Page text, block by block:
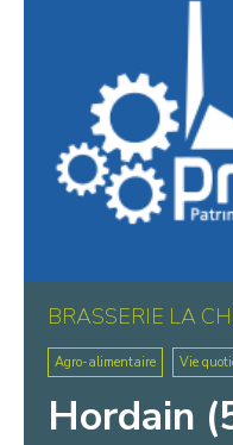
BRASSERIE LA
Agro-alimentaire Vie
Hordain